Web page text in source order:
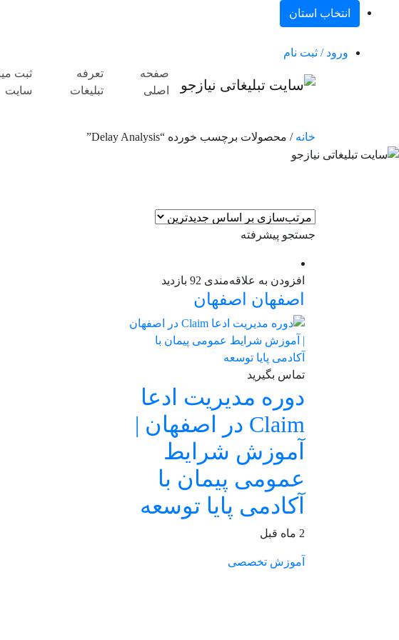
انتخاب استان
ورود / ثبت نام
صفحه
اصلی
تعرفه
تبلیغات
ثبت
سایت
خانه / محصولات برچسب خورده “Delay Analysis”
جستجو پیشرفته
افزودن به علاقه‌مندی 92 بازدید
اصفهان اصفهان
تماس بگیرید
دوره مدیریت ادعا
Claim در اصفهان |
آموزش شرایط
عمومی پیمان با
آکادمی پایا توسعه
2 ماه قبل
آموزش تخصصی